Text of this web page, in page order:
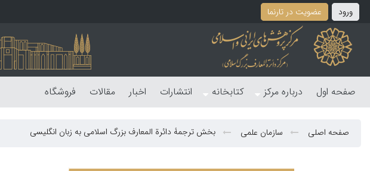
ورود عضویت در تارنما
صفحه اول درباره مرکز کتابخانه انتشارات اخبار مقالات فروشگاه
صفحه اصلی سازمان علمی بخش ترجمۀ دائرة المعارف بزرگ اسلامی به زبان انگلیسی